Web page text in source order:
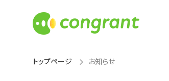
トップページ お知らせ